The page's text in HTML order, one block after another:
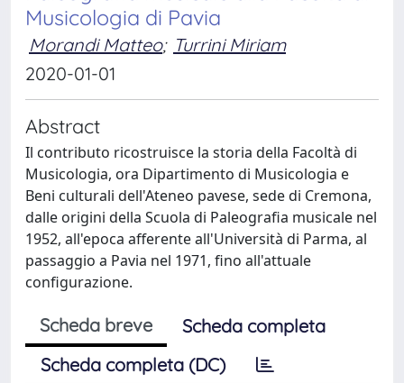
Musicologia di Pavia
Morandi Matteo; Turrini Miriam
2020-01-01
Abstract
Il contributo ricostruisce la storia della Facoltà di
Musicologia, ora Dipartimento di Musicologia e
Beni culturali dell'Ateneo pavese, sede di Cremona,
dalle origini della Scuola di Paleografia musicale nel
1952, all'epoca afferente all'Università di Parma, al
passaggio a Pavia nel 1971, fino all'attuale
configurazione.
Scheda breve
Scheda completa
Scheda completa (DC)